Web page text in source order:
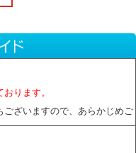
ります。
ございますので、あらかじめご